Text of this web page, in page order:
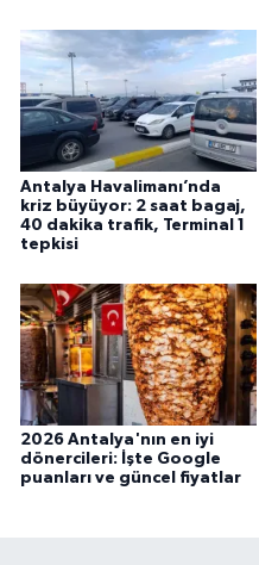
Antalya Havalimanı’nda
kriz büyüyor: 2 saat bagaj,
40 dakika trafik, Terminal 1
tepkisi
2026 Antalya'nın en iyi
dönercileri: İşte Google
puanları ve güncel fiyatlar